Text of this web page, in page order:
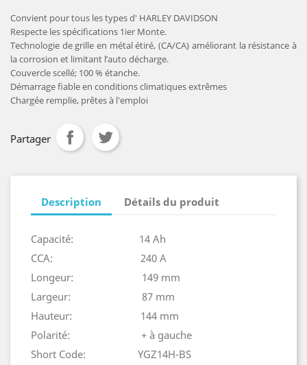
Convient pour tous les types d' HARLEY DAVIDSON
Respecte les spécifications 1ier Monte.
Technologie de grille en métal étiré, (CA/CA) améliorant la résistance à
la corrosion et limitant l’auto décharge.
Couvercle scellé; 100 % étanche.
Démarrage fiable en conditions climatiques extrêmes
Chargée remplie, prêtes à l'emploi
Partager
Description Détails du produit
Capacité: 14 Ah
CCA: 240 A
Longeur: 149 mm
Largeur: 87 mm
Hauteur: 144 mm
Polarité: + à gauche
Short Code: YGZ14H-BS